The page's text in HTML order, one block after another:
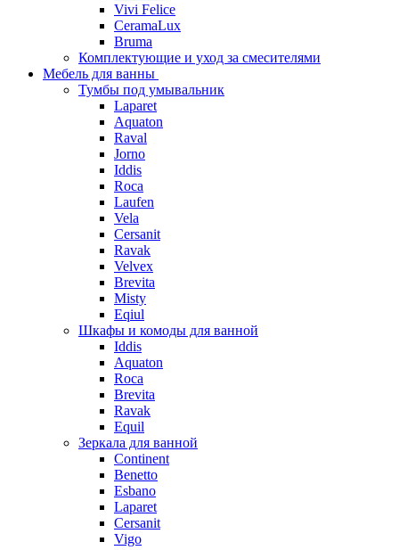
Vivi Felice
CeramaLux
Bruma
Комплектующие и уход за смесителями
Мебель для ванны
Тумбы под умывальник
Laparet
Aquaton
Raval
Jorno
Iddis
Roca
Laufen
Vela
Cersanit
Ravak
Velvex
Brevita
Misty
Eqiul
Шкафы и комоды для ванной
Iddis
Aquaton
Roca
Brevita
Ravak
Equil
Зеркала для ванной
Continent
Benetto
Esbano
Laparet
Cersanit
Vigo